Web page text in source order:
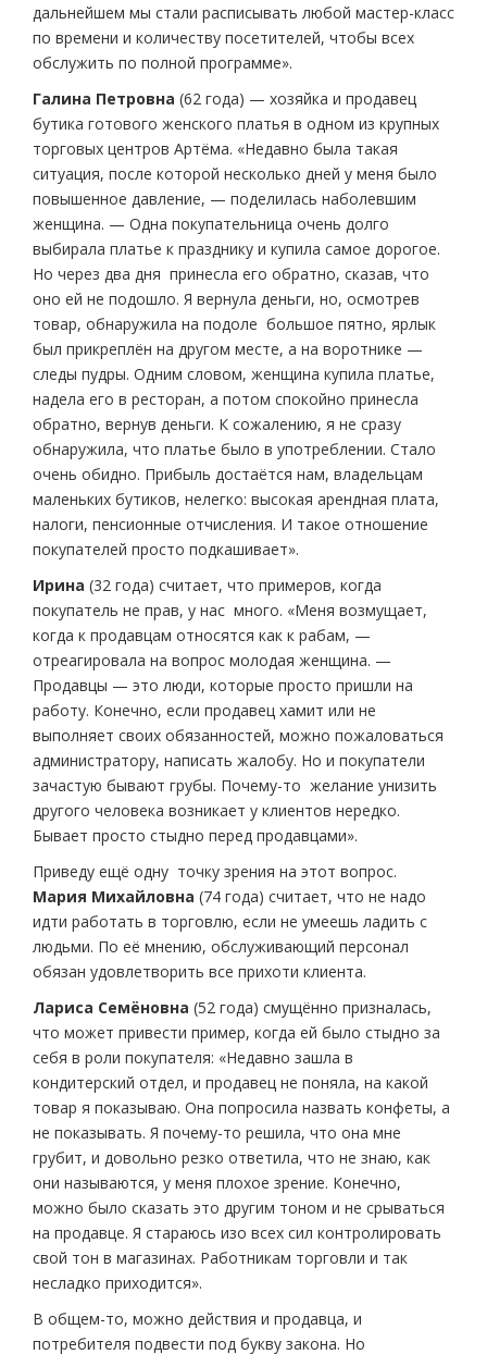
дальнейшем мы стали расписывать любой мастер-класс
по времени и количеству посетителей, чтобы всех
обслужить по полной программе».
Галина Петровна (62 года) — хозяйка и продавец
бутика готового женского платья в одном из крупных
торговых центров Артёма. «Недавно была такая
ситуация, после которой несколько дней у меня было
повышенное давление, — поделилась наболевшим
женщина. — Одна покупательница очень долго
выбирала платье к празднику и купила самое дорогое.
Но через два дня принесла его обратно, сказав, что
оно ей не подошло. Я вернула деньги, но, осмотрев
товар, обнаружила на подоле большое пятно, ярлык
был прикреплён на другом месте, а на воротнике —
следы пудры. Одним словом, женщина купила платье,
надела его в ресторан, а потом спокойно принесла
обратно, вернув деньги. К сожалению, я не сразу
обнаружила, что платье было в употреблении. Стало
очень обидно. Прибыль достаётся нам, владельцам
маленьких бутиков, нелегко: высокая арендная плата,
налоги, пенсионные отчисления. И такое отношение
покупателей просто подкашивает».
Ирина (32 года) считает, что примеров, когда
покупатель не прав, у нас много. «Меня возмущает,
когда к продавцам относятся как к рабам, —
отреагировала на вопрос молодая женщина. —
Продавцы — это люди, которые просто пришли на
работу. Конечно, если продавец хамит или не
выполняет своих обязанностей, можно пожаловаться
администратору, написать жалобу. Но и покупатели
зачастую бывают грубы. Почему-то желание унизить
другого человека возникает у клиентов нередко.
Бывает просто стыдно перед продавцами».
Приведу ещё одну точку зрения на этот вопрос.
Мария Михайловна (74 года) считает, что не надо
идти работать в торговлю, если не умеешь ладить с
людьми. По её мнению, обслуживающий персонал
обязан удовлетворить все прихоти клиента.
Лариса Семёновна (52 года) смущённо призналась,
что может привести пример, когда ей было стыдно за
себя в роли покупателя: «Недавно зашла в
кондитерский отдел, и продавец не поняла, на какой
товар я показываю. Она попросила назвать конфеты, а
не показывать. Я почему-то решила, что она мне
грубит, и довольно резко ответила, что не знаю, как
они называются, у меня плохое зрение. Конечно,
можно было сказать это другим тоном и не срываться
на продавце. Я стараюсь изо всех сил контролировать
свой тон в магазинах. Работникам торговли и так
несладко приходится».
В общем-то, можно действия и продавца, и
потребителя подвести под букву закона. Но